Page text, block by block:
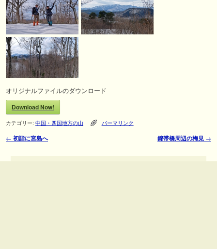
オリジナルファイルのダウンロード
Download Now!
カテゴリー: 中国・四国地方の山 パーマリンク
投稿ナビゲーション
← 初詣に宮島へ 錦帯橋周辺の梅見 →